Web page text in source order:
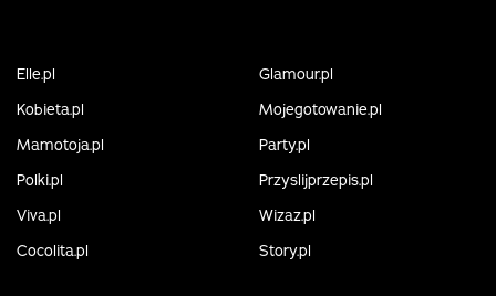
Elle.pl
Glamour.pl
Kobieta.pl
Mojegotowanie.pl
Mamotoja.pl
Party.pl
Polki.pl
Przyslijprzepis.pl
Viva.pl
Wizaz.pl
Cocolita.pl
Story.pl